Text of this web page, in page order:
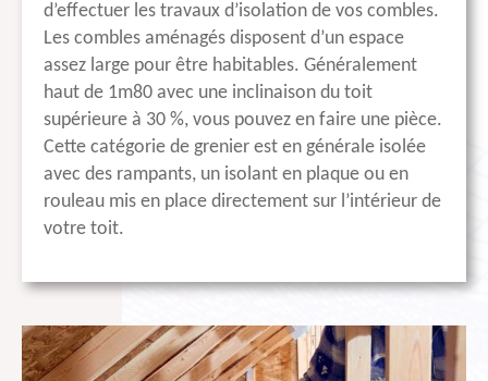
d’effectuer les travaux d’isolation de vos combles.
Les combles aménagés disposent d’un espace
assez large pour être habitables. Généralement
haut de 1m80 avec une inclinaison du toit
supérieure à 30 %, vous pouvez en faire une pièce.
Cette catégorie de grenier est en générale isolée
avec des rampants, un isolant en plaque ou en
rouleau mis en place directement sur l’intérieur de
votre toit.